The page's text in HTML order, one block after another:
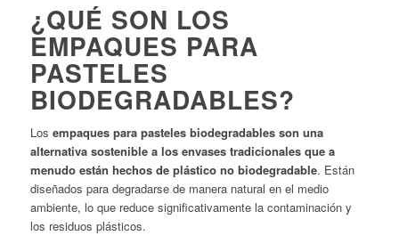
¿QUÉ SON LOS
EMPAQUES PARA
PASTELES
BIODEGRADABLES?
Los empaques para pasteles biodegradables son una
alternativa sostenible a los envases tradicionales que a
menudo están hechos de plástico no biodegradable. Están
diseñados para degradarse de manera natural en el medio
ambiente, lo que reduce significativamente la contaminación y
los residuos plásticos.